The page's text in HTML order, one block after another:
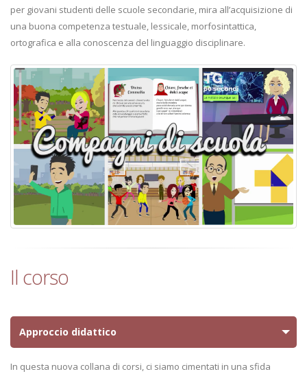
per giovani studenti delle scuole secondarie, mira all’acquisizione di
una buona competenza testuale, lessicale, morfosintattica,
ortografica e alla conoscenza del linguaggio disciplinare.
Il corso
Approccio didattico
In questa nuova collana di corsi, ci siamo cimentati in una sfida